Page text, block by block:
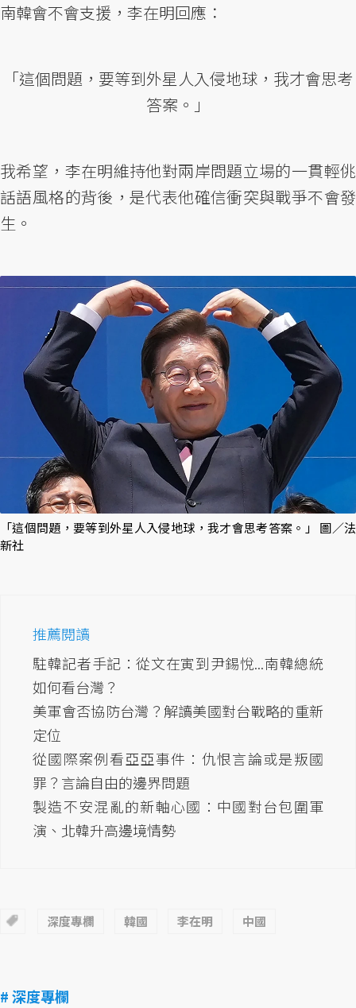
南韓會不會支援，李在明回應：
「這個問題，要等到外星人入侵地球，我才會思考
答案。」
我希望，李在明維持他對兩岸問題立場的一貫輕佻
話語風格的背後，是代表他確信衝突與戰爭不會發
生。
「這個問題，要等到外星人入侵地球，我才會思考答案。」 圖／法
新社
推薦閱讀
駐韓記者手記：從文在寅到尹錫悅...南韓總統
如何看台灣？
美軍會否協防台灣？解讀美國對台戰略的重新
定位
從國際案例看亞亞事件：仇恨言論或是叛國
罪？言論自由的邊界問題
製造不安混亂的新軸心國：中國對台包圍軍
演、北韓升高邊境情勢
深度專欄 韓國 李在明 中國
# 深度專欄